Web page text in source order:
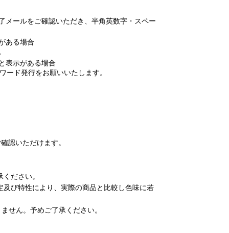
ールをご確認いただき、半角英数字・スペー
ある場合
表示がある場合
ド発行をお願いいたします。
認いただけます。
ださい。
び特性により、実際の商品と比較し色味に若
せん。予めご了承ください。